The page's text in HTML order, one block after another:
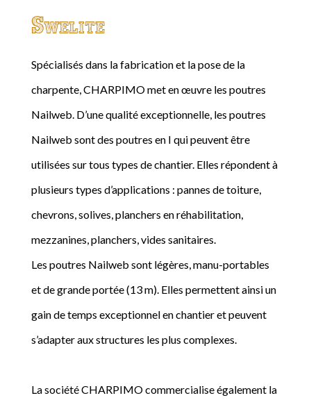
Swelite
Spécialisés dans la fabrication et la pose de la
charpente, CHARPIMO met en œuvre les poutres
Nailweb. D’une qualité exceptionnelle, les poutres
Nailweb sont des poutres en I qui peuvent être
utilisées sur tous types de chantier. Elles répondent à
plusieurs types d’applications : pannes de toiture,
chevrons, solives, planchers en réhabilitation,
mezzanines, planchers, vides sanitaires.
Les poutres Nailweb sont légères, manu-portables
et de grande portée (13 m). Elles permettent ainsi un
gain de temps exceptionnel en chantier et peuvent
s’adapter aux structures les plus complexes.
La société CHARPIMO commercialise également la